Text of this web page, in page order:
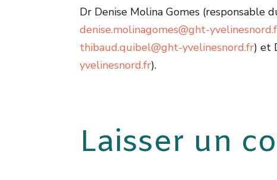
Dr Denise Molina Gomes (responsable
denise.molinagomes@ght-
thibaud.quibel@ght-yvelinesnord.fr) et
yvelinesnord.fr).
Laisser un